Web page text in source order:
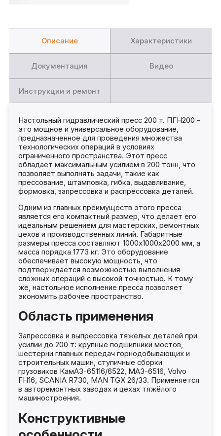
Описание Характеристики
Документация Видео
Инструкции и ремонт
Настольный гидравлический пресс 200 т. ПГН200 –
это мощное и универсальное оборудование,
предназначенное для проведения множества
технологических операций в условиях
ограниченного пространства. Этот пресс
обладает максимальным усилием в 200 тонн, что
позволяет выполнять задачи, такие как
прессование, штамповка, гибка, выдавливание,
формовка, запрессовка и распрессовка деталей.
Одним из главных преимуществ этого пресса
является его компактный размер, что делает его
идеальным решением для мастерских, ремонтных
цехов и производственных линий. Габаритные
размеры пресса составляют 1000х1000х2000 мм, а
масса порядка 1773 кг. Это оборудование
обеспечивает высокую мощность, что
подтверждается возможностью выполнения
сложных операций с высокой точностью. К тому
же, настольное исполнение пресса позволяет
экономить рабочее пространство.
Область применения
Запрессовка и выпрессовка тяжёлых деталей при
усилии до 200 т: крупные подшипники мостов,
шестерни главных передач горнодобывающих и
строительных машин, ступичные сборки
грузовиков КамАЗ-65116/6522, МАЗ-6516, Volvo
FH16, SCANIA R730, MAN TGX 26/33. Применяется
в авторемонтных заводах и цехах тяжёлого
машиностроения.
Конструктивные